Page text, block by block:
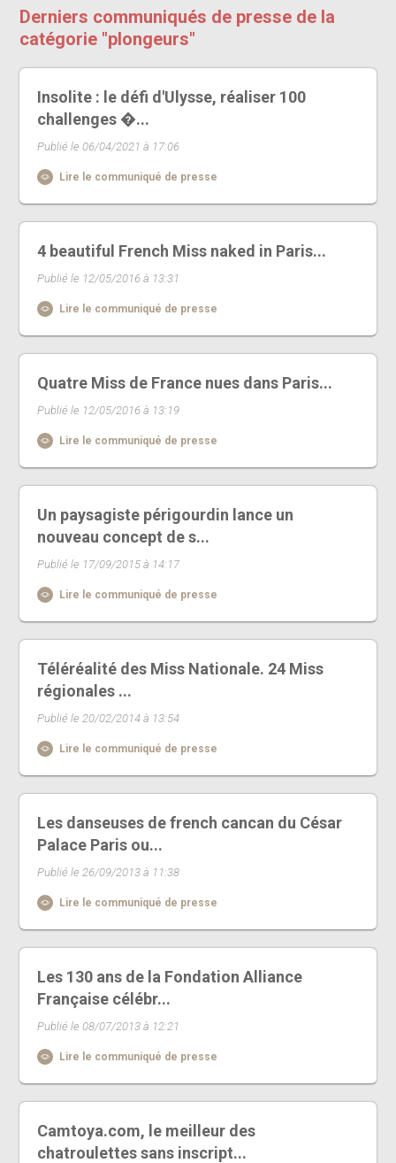
Derniers communiqués de presse de la
catégorie "plongeurs"
Insolite : le défi d'Ulysse, réaliser 100
challenges �...
Publié le 06/04/2021 à 17:06
Lire le communiqué de presse
4 beautiful French Miss naked in Paris...
Publié le 12/05/2016 à 13:31
Lire le communiqué de presse
Quatre Miss de France nues dans Paris...
Publié le 12/05/2016 à 13:19
Lire le communiqué de presse
Un paysagiste périgourdin lance un
nouveau concept de s...
Publié le 17/09/2015 à 14:17
Lire le communiqué de presse
Téléréalité des Miss Nationale. 24 Miss
régionales ...
Publié le 20/02/2014 à 13:54
Lire le communiqué de presse
Les danseuses de french cancan du César
Palace Paris ou...
Publié le 26/09/2013 à 11:38
Lire le communiqué de presse
Les 130 ans de la Fondation Alliance
Française célébr...
Publié le 08/07/2013 à 12:21
Lire le communiqué de presse
Camtoya.com, le meilleur des
chatroulettes sans inscript...